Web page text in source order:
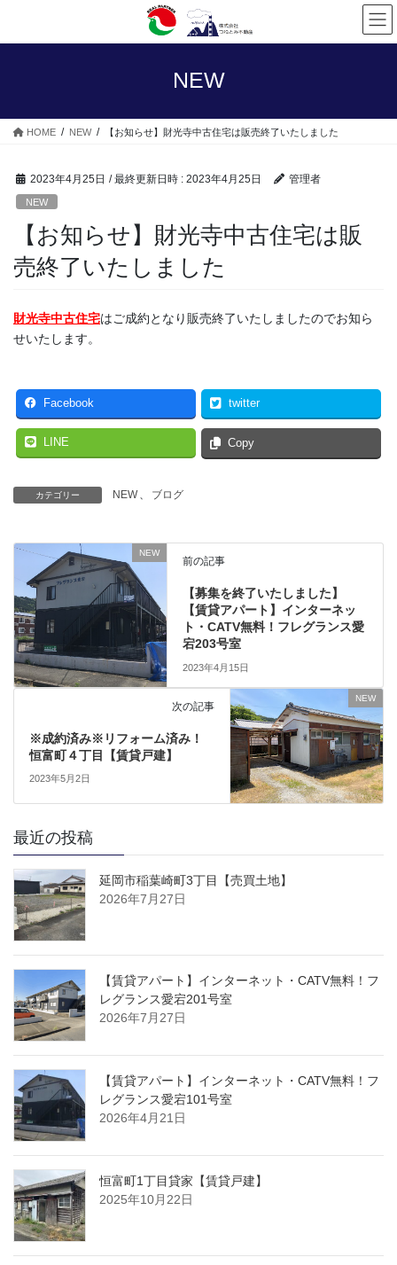
テ
ス
ゲ
ン
NEW
HOME NEW 【お知らせ】財光寺中古住宅は販売終了いたしました
2023年4月25日 / 最終更新日時 : 2023年4月25日 管理者
NEW
【お知らせ】財光寺中古住宅は販
売終了いたしました
財光寺中古住宅はご成約となり販売終了いたしましたのでお知ら
せいたします。
Facebook twitter
LINE Copy
カテゴリー NEW 、 ブログ
NEW
前の記事
【募集を終了いたしました】
【賃貸アパート】インターネッ
ト・CATV無料！フレグランス愛
宕203号室
2023年4月15日
NEW
次の記事
※成約済み※リフォーム済み！
恒富町４丁目【賃貸戸建】
2023年5月2日
最近の投稿
延岡市稲葉崎町3丁目【売買土地】
2026年7月27日
【賃貸アパート】インターネット・CATV無料！フ
レグランス愛宕201号室
2026年7月27日
【賃貸アパート】インターネット・CATV無料！フ
レグランス愛宕101号室
2026年4月21日
恒富町1丁目貸家【賃貸戸建】
2025年10月22日